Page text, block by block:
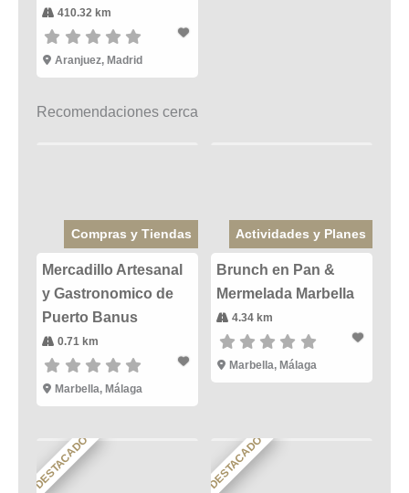
410.32 km
Aranjuez, Madrid
Recomendaciones cerca
Compras y Tiendas
Mercadillo Artesanal
y Gastronomico de
Puerto Banus
0.71 km
Marbella, Málaga
Actividades y Planes
Brunch en Pan &
Mermelada Marbella
4.34 km
Marbella, Málaga
DESTACADO DESTACADO